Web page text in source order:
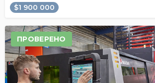
$1 900 000
ПРОВЕРЕНО